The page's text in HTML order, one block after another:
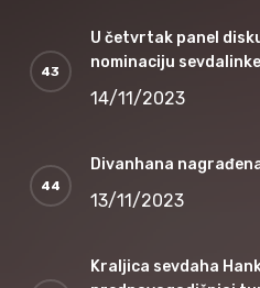
U četvrtak panel
nominaciju
14/11/2023
Divanhana
13/11/2023
Kraljica sevdaha